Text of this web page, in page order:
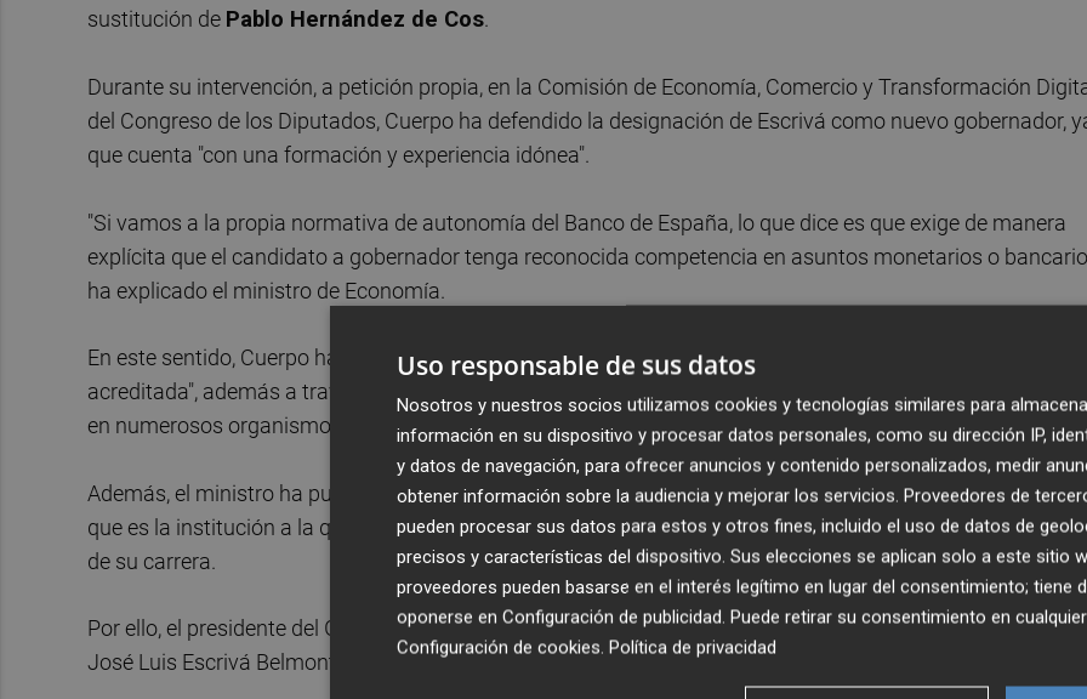
sustitución de Pablo Hernández de Cos.
Durante su intervención, a petición propia, en la Comisión de Economía, Comercio y Transformación
del Congreso de los Diputados, Cuerpo ha defendido la designación de Escrivá como nuevo gobernador,
que cuenta "con una formación y experiencia idónea".
"Si vamos a la propia normativa de autonomía del Banco de España, lo que dice es que exige de manera
explícita que el candidato a gobernador tenga reconocida competencia en asuntos monetarios o
ha explicado el ministro de Economía.
En este sentido, Cuerpo ha subrayado que Escrivá cuenta con la "cualificación técnica necesaria,
acreditada", además a través de su amplia experiencia, en las más importantes instituciones financieras y
en numerosos organismos públicos y privados.
Además, el ministro ha puesto en valor que posee un "profundo conocimiento" del propio Banco de
que es la institución a la que pertenece como trabajador público y en la que ha desempeñado buena parte
de su carrera.
Por ello, el presidente del Gobierno,Pedro Sánchez,propondrá a su Majestad el Rey el nombramiento de
José Luis Escrivá Belmonte como nuevo gobernador del Banco de España.
Uso responsable de sus datos
Nosotros y nuestros socios utilizamos cookies y tecnologías similares para
información en su dispositivo y procesar datos personales, como su dirección IP,
y datos de navegación, para ofrecer anuncios y contenido personalizados, medir
obtener información sobre la audiencia y mejorar los servicios. Proveedores de
pueden procesar sus datos para estos y otros fines, incluido el uso de datos de
precisos y características del dispositivo. Sus elecciones se aplican solo a este sitio
proveedores pueden basarse en el interés legítimo en lugar del consentimiento; tiene
oponerse en Configuración de publicidad. Puede retirar su consentimiento en
Configuración de cookies. Política de privacidad